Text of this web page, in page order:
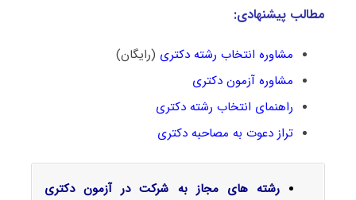
مطالب پیشنهادی:
مشاوره انتخاب رشته دکتری (رایگان)
مشاوره آزمون دکتری
راهنمای انتخاب رشته دکتری
تراز دعوت به مصاحبه دکتری
رشته های مجاز به شرکت در آزمون دکتری